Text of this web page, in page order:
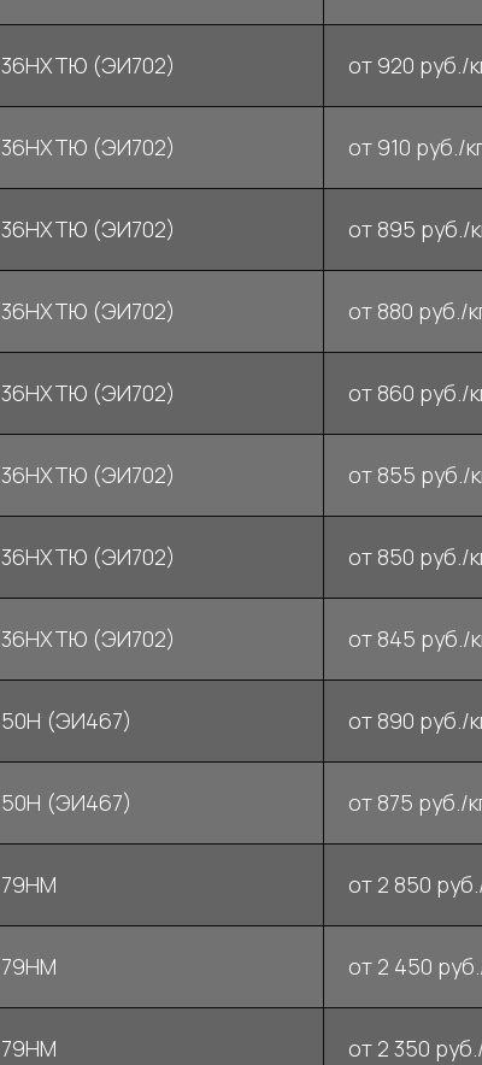
36НХТЮ (ЭИ702) от 920 руб./
36НХТЮ (ЭИ702) от 910 руб./
36НХТЮ (ЭИ702) от 895 руб./
36НХТЮ (ЭИ702) от 880 руб./
36НХТЮ (ЭИ702) от 860 руб./
36НХТЮ (ЭИ702) от 855 руб./
36НХТЮ (ЭИ702) от 850 руб./
36НХТЮ (ЭИ702) от 845 руб./
50Н (ЭИ467) от 890 руб./
50Н (ЭИ467) от 875 руб./
79НМ от 2 850
79НМ от 2 450
79НМ от 2 350